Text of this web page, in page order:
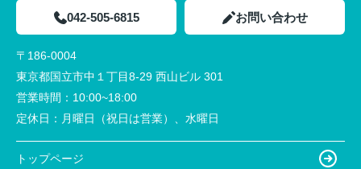
042-505-6815 お問い合わせ
〒186-0004
東京都国立市中１丁目8-29 西山ビル 301
営業時間： 10:00~18:00
定休日： 月曜日（祝日は営業）、水曜日
トップページ